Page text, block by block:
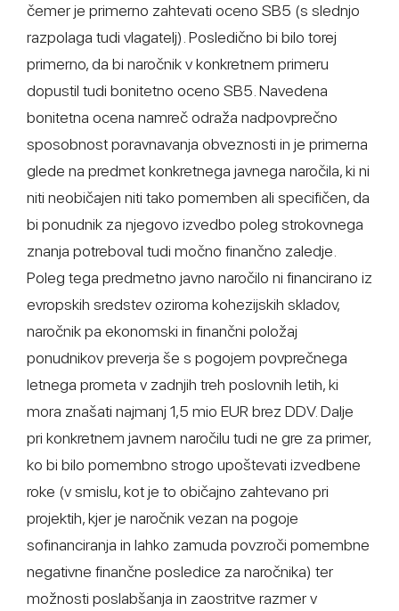
čemer je primerno zahtevati oceno SB5 (s slednjo
razpolaga tudi vlagatelj). Posledično bi bilo torej
primerno, da bi naročnik v konkretnem primeru
dopustil tudi bonitetno oceno SB5. Navedena
bonitetna ocena namreč odraža nadpovprečno
sposobnost poravnavanja obveznosti in je primerna
glede na predmet konkretnega javnega naročila, ki ni
niti neobičajen niti tako pomemben ali specifičen, da
bi ponudnik za njegovo izvedbo poleg strokovnega
znanja potreboval tudi močno finančno zaledje.
Poleg tega predmetno javno naročilo ni financirano iz
evropskih sredstev oziroma kohezijskih skladov,
naročnik pa ekonomski in finančni položaj
ponudnikov preverja še s pogojem povprečnega
letnega prometa v zadnjih treh poslovnih letih, ki
mora znašati najmanj 1,5 mio EUR brez DDV. Dalje
pri konkretnem javnem naročilu tudi ne gre za primer,
ko bi bilo pomembno strogo upoštevati izvedbene
roke (v smislu, kot je to običajno zahtevano pri
projektih, kjer je naročnik vezan na pogoje
sofinanciranja in lahko zamuda povzroči pomembne
negativne finančne posledice za naročnika) ter
možnosti poslabšanja in zaostritve razmer v